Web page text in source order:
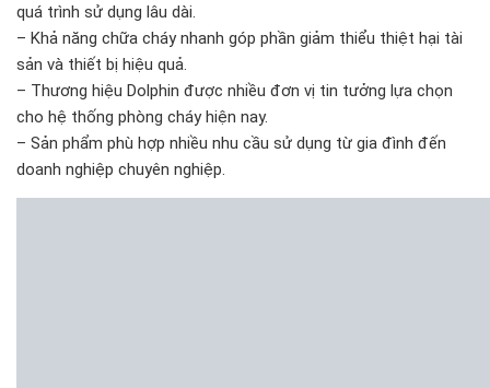
quá trình sử dụng lâu dài.
– Khả năng chữa cháy nhanh góp phần giảm thiểu thiệt hại tài
sản và thiết bị hiệu quả.
– Thương hiệu Dolphin được nhiều đơn vị tin tưởng lựa chọn
cho hệ thống phòng cháy hiện nay.
– Sản phẩm phù hợp nhiều nhu cầu sử dụng từ gia đình đến
doanh nghiệp chuyên nghiệp.